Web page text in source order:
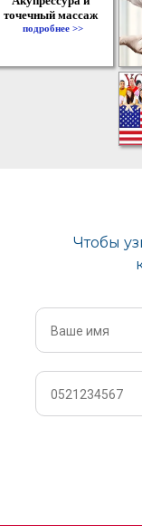
точечный массаж
подробнее >>